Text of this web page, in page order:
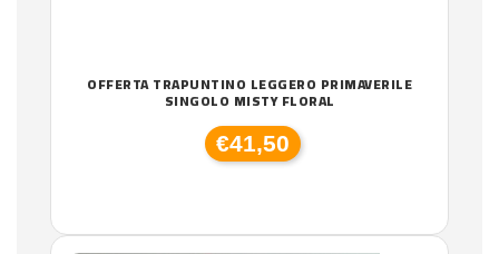
OFFERTA TRAPUNTINO LEGGERO PRIMAVERILE
SINGOLO MISTY FLORAL
€41,50